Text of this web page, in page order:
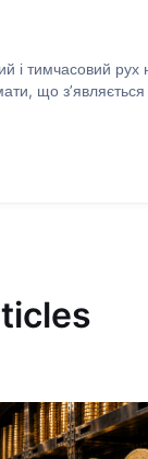
і тимчасовий рух
що з’являється